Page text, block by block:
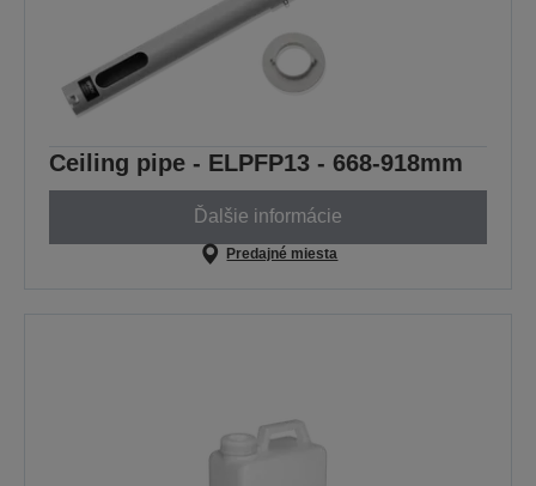
Ceiling pipe - ELPFP13 - 668-918mm
Ďalšie informácie
Predajné miesta